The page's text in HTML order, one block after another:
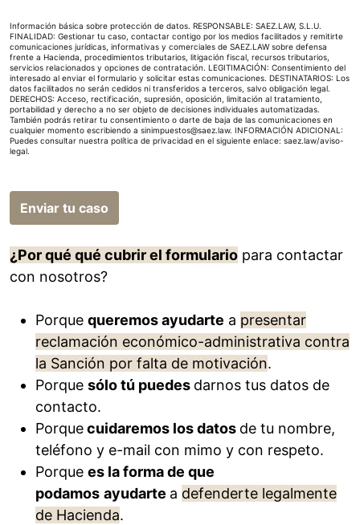
Información básica sobre protección de datos. RESPONSABLE: SAEZ.LAW, S.L.U.
FINALIDAD: Gestionar tu caso, contactar contigo por los medios facilitados y remitirte
comunicaciones jurídicas, informativas y comerciales de SAEZ.LAW sobre defensa
frente a Hacienda, procedimientos tributarios, litigación fiscal, recursos tributarios,
servicios relacionados y opciones de contratación. LEGITIMACIÓN: Consentimiento del
interesado al enviar el formulario y solicitar estas comunicaciones. DESTINATARIOS: Los
datos facilitados no serán cedidos ni transferidos a terceros, salvo obligación legal.
DERECHOS: Acceso, rectificación, supresión, oposición, limitación al tratamiento,
portabilidad y derecho a no ser objeto de decisiones individuales automatizadas.
También podrás retirar tu consentimiento o darte de baja de las comunicaciones en
cualquier momento escribiendo a sinimpuestos@saez.law. INFORMACIÓN ADICIONAL:
Puedes consultar nuestra política de privacidad en el siguiente enlace: saez.law/aviso-
legal.
Enviar tu caso
¿Por qué qué cubrir el formulario para contactar
con nosotros?
Porque queremos ayudarte a presentar
reclamación económico-administrativa contra
la Sanción por falta de motivación.
Porque sólo tú puedes darnos tus datos de
contacto.
Porquecuidaremos los datos de tu nombre,
teléfono y e-mail con mimo y con respeto.
Porque es la forma de que
podamos ayudarte a defenderte legalmente
de Hacienda.